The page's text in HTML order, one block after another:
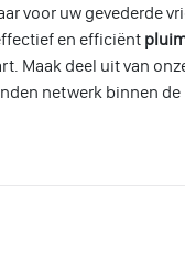
voor uw gevederde
en efficiënt
Maak deel uit van
netwerk binnen